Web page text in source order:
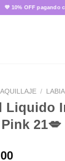
OFF pagando con
/
Liquido
21💋